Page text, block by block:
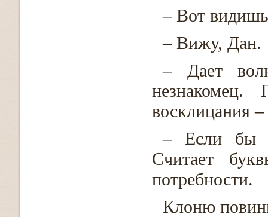
– Вот
– Вижу, Дан.
– Дает
восклицания
– Если бы
Считает
потребности.
Клоню